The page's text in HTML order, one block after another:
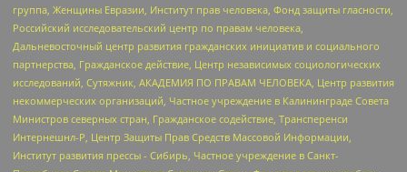
группа, Женщины Евразии, Институт прав человека, Фонд защиты гласности,
Российский исследовательский центр по правам человека,
Дальневосточный центр развития гражданских инициатив и социального
партнерства, Гражданское действие, Центр независимых социологических
исследований, Сутяжник, АКАДЕМИЯ ПО ПРАВАМ ЧЕЛОВЕКА, Центр развития
некоммерческих организаций, Частное учреждение в Калининграде Совета
Министров северных стран, Гражданское содействие, Трансперенси
Интернешнл-Р, Центр Защиты Прав Средств Массовой Информации,
Институт развития прессы - Сибирь, Частное учреждение в Санкт-